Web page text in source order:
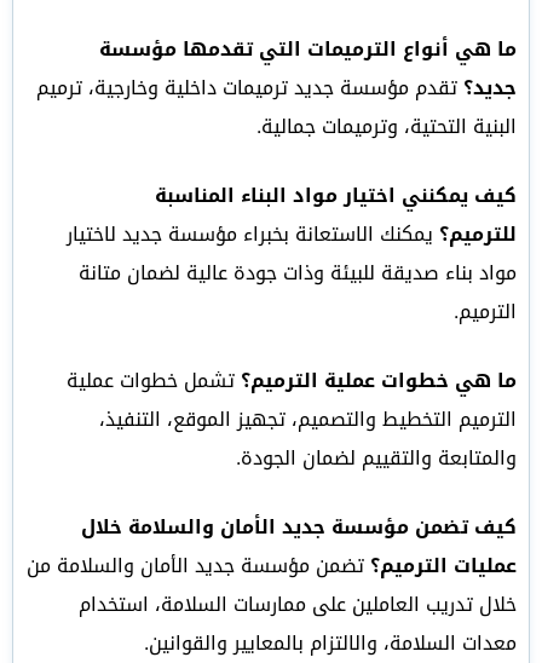
ما هي أنواع الترميمات التي تقدمها مؤسسة
جديد؟تقدم مؤسسة جديد ترميمات داخلية وخارجية، ترميم
البنية التحتية، وترميمات جمالية.
كيف يمكنني اختيار مواد البناء المناسبة
للترميم؟ يمكنك الاستعانة بخبراء مؤسسة جديد لاختيار
مواد بناء صديقة للبيئة وذات جودة عالية لضمان متانة
الترميم.
ما هي خطوات عملية الترميم؟تشمل خطوات عملية
الترميم التخطيط والتصميم، تجهيز الموقع، التنفيذ،
والمتابعة والتقييم لضمان الجودة.
كيف تضمن مؤسسة جديد الأمان والسلامة خلال
عمليات الترميم؟تضمن مؤسسة جديد الأمان والسلامة من
خلال تدريب العاملين على ممارسات السلامة، استخدام
معدات السلامة، والالتزام بالمعايير والقوانين.